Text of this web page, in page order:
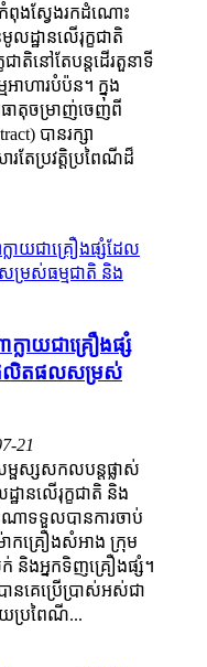
ពុងស្វែងរកដំណោះ
ឋានលើរុក្ខជាតិ
ាតិនៅតែបន្តដើរតួនាទី
ាហារបំប៉ន។ ក្នុង
ាតុចម្រាញ់ចេញពី
បានរក្សា
តែប្រវត្តិប្រពៃណីដ៏
លាយជាគ្រឿងផ្សំ
លិតផលសម្រស់
21
ស្សសកលបន្តផ្លាស់
ឋានលើរុក្ខជាតិ និង
ាទទួលបានការចាប់
កគ្រឿងសំអាង ក្រុម
ងអ្នកទិញគ្រឿងផ្សំ។
គេប្រើប្រាស់អស់ជា
យប្រពៃណី...